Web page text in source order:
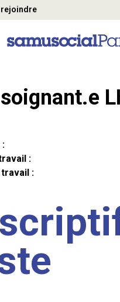
rejoindre
:
:
: